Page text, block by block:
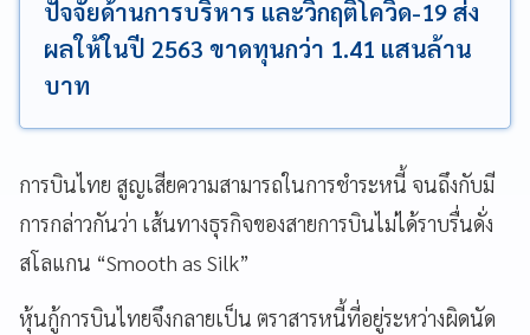
ปัจจัยด้านการบริหาร และวิกฤติโควิด-19 ส่ง
ผลให้ในปี 2563 ขาดทุนกว่า 1.41 แสนล้าน
บาท
การบินไทย สูญเสียความสามารถในการชำระหนี้ จนถึงกับมี
การกล่าวกันว่า เส้นทางธุรกิจของสายการบินไม่ได้ราบรื่นดั่ง
สโลแกน “Smooth as Silk”
หุ้นกู้การบินไทยจึงกลายเป็น ตราสารหนี้ที่อยู่ระหว่างผิดนัด